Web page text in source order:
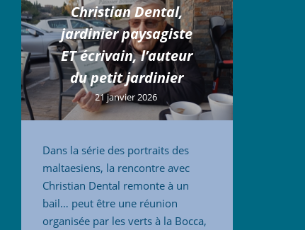
Christian Dental,
jardinier paysagiste
ET écrivain, l’auteur
du petit jardinier
21 janvier 2026
Dans la série des portraits des
maltaesiens, la rencontre avec
Christian Dental remonte à un
bail… peut être une réunion
organisée par les verts à la Bocca,